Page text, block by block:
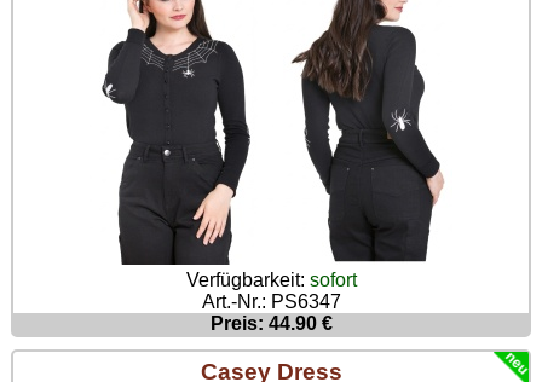
Verfügbarkeit: sofort
Art.-Nr.: PS6347
Preis: 44.90 €
Casey Dress